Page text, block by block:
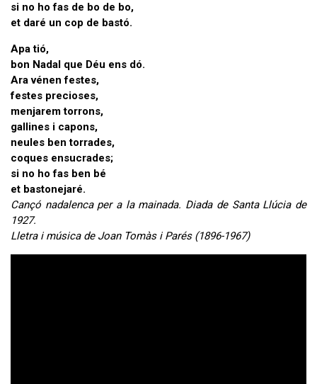
si no ho fas de bo de bo,
et daré un cop de bastó.
Apa tió,
bon Nadal que Déu ens dó.
Ara vénen festes,
festes precioses,
menjarem torrons,
gallines i capons,
neules ben torrades,
coques ensucrades;
si no ho fas ben bé
et bastonejaré.
Cançó nadalenca per a la mainada. Diada de Santa Llúcia de
1927.
Lletra i música de Joan Tomàs i Parés (1896-1967)